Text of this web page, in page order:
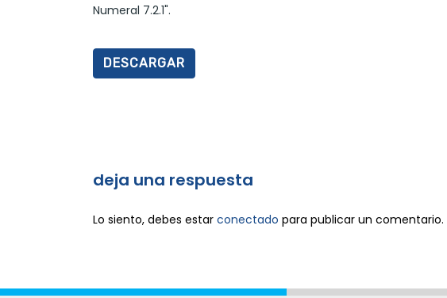
Numeral 7.2.1".
DESCARGAR
deja una respuesta
Lo siento, debes estar conectado para publicar un comentario.